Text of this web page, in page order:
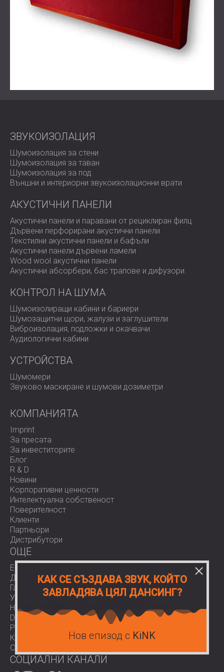
отвореното работно пространство. В същото време
материалите се вписваха идеално в оживения и
модерен стил на офиса.
Интериорният дизайнер и представителите на
компанията бяха много доволни от резултатите.
Офисът вече предлага както визуално вълнуваща
DECIBEL създава персонализирани решения за
акустично третиране, които отговарят на вашите
визуални, технически и акустични нужди.
Свържете се с нашия екип, за да вдъхнете живот на
следващия си проект.
ЗВУКОИЗОЛАЦИЯ
Шумоизолация за стени
Шумоизолация за таван
Шумоизолация за под
Външни и интериорни звукоизолационни врати
АКУСТИЧНИ ПАНЕЛИ
Акустични панели и паравани от рециклиран филц
Дървени перфорирани акустични панели
Текстилни акустични панели и бафъли
Акустични панели дървени ламели
Wood wool акустични панели
Акустични абсорбери, бас трапове и дифузoри.
КОНТРОЛ НА ШУМА
Шумоизолиращи кабини и бариери
Шумозащитни щори, жалузи и заглушители
Виброизолация, подложки и окачвачи
Аудиологични кабини
УСТРОЙСТВА
Шумомери
Звуково маскиране и шумови дозиметри
КОМПАНИЯТА
Imprint
За пресата
За инвеститорите
Блог
R & D
Новини
Корпоративни ценности
Интелектуална собственост
Поверителност
Клиенти
Партньори
Дистрибутори
OЩЕ
E-Shop
Доставки
Гаранции
Условия за ползване
Нормативи
Download area
Работа при нас
Контакти
COVID-19
СОЦИАЛНИ КАНАЛИ
КАК СЕ СЪЗДАВА ЗВУК, КОЙТО
ЗАВЛАДЯВА ЦЯЛ ДАНСИНГ?
Нов епизод с KiNK